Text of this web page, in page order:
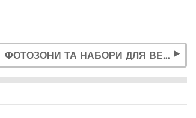
ФОТОЗОНИ ТА НАБОРИ ДЛЯ ВЕЧІРОК